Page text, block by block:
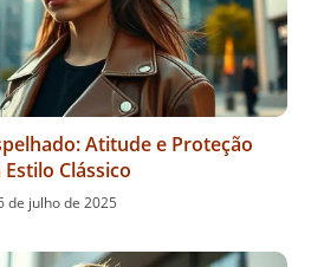
Atitude e Proteção
Clássico
de julho de 2025